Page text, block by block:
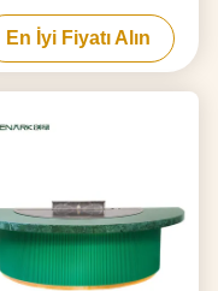
çelik tezgahı ve akıllı
ısıtma
En İyi Fiyatı Alın